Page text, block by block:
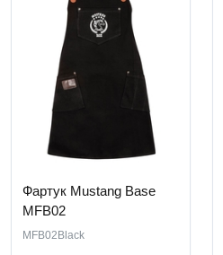
Фартук Mustang Base
MFB02
MFB02Black